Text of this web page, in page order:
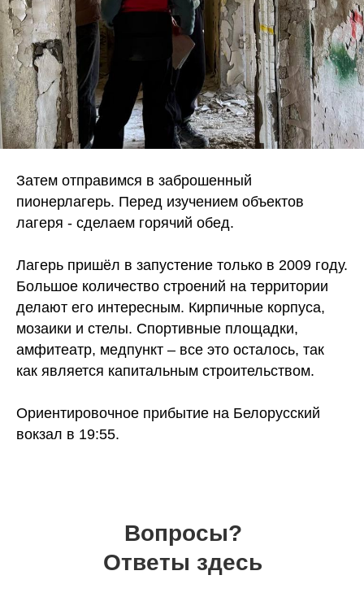
Затем отправимся в заброшенный
пионерлагерь. Перед изучением объектов
лагеря - сделаем горячий обед.
Лагерь пришёл в запустение только в 2009 году.
Большое количество строений на территории
делают его интересным. Кирпичные корпуса,
мозаики и стелы. Спортивные площадки,
амфитеатр, медпункт – все это осталось, так
как является капитальным строительством.
Ориентировочное прибытие на Белорусский
вокзал в 19:55.
Вопросы?
Ответы здесь
Так же у нас есть
другие походы
Групповые выезды на заказ
Можем провести для вас: